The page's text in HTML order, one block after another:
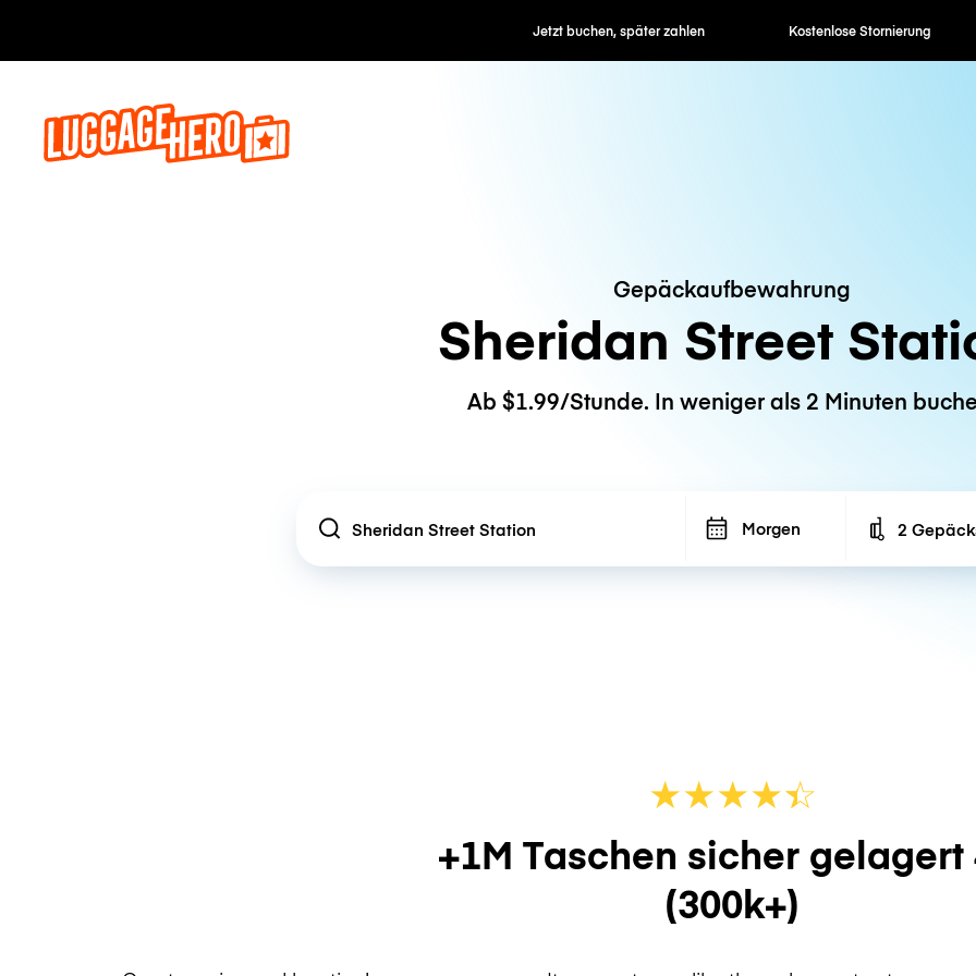
Jetzt buchen, später zahlen Kostenlose Stornierung Stunden- /
Gepäckaufbewahrung
Sheridan Street
Ab $1.99/Stunde. In weniger als 2 Minuten
Location Morgen Number of
2
★★★★☆
★
+1M Taschen sicher gelagert
(300k+)